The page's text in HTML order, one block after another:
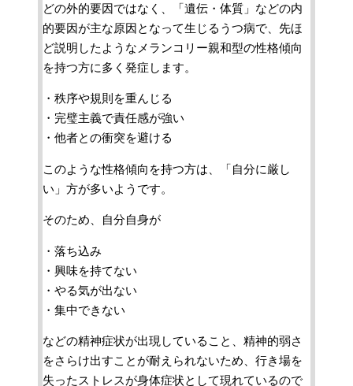
どの外的要因ではなく、「遺伝・体質」などの内
的要因が主な原因となって生じるうつ病で、先ほ
ど説明したようなメランコリー親和型の性格傾向
を持つ方に多く発症します。
・秩序や規則を重んじる
・完璧主義で責任感が強い
・他者との衝突を避ける
このような性格傾向を持つ方は、「自分に厳し
い」方が多いようです。
そのため、自分自身が
・落ち込み
・興味を持てない
・やる気が出ない
・集中できない
などの精神症状が出現していること、精神的弱さ
をさらけ出すことが耐えられないため、行き場を
失ったストレスが身体症状として現れているので